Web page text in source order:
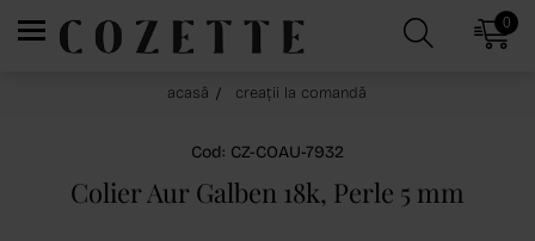
0
acasă creații la comandă
Cod: CZ-COAU-7932
Colier Aur Galben 18k, Perle 5 mm